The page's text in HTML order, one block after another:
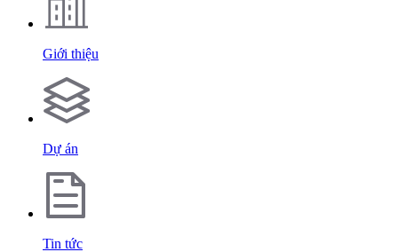
Giới thiệu
Dự án
Tin tức